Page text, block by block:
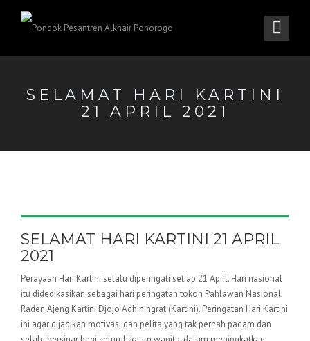
SELAMAT HARI KARTINI
21 APRIL 2021
SELAMAT HARI KARTINI 21 APRIL
2021
Perayaan Hari Kartini selalu diperingati setiap 21 April. Hari nasional
itu didedikasikan sebagai hari peringatan tokoh Pahlawan Nasional,
Raden Ajeng Kartini Djojo Adhiningrat (Kartini). Peringatan Hari Kartini
ini agar dijadikan motivasi dan pelita yang tak pernah padam dan